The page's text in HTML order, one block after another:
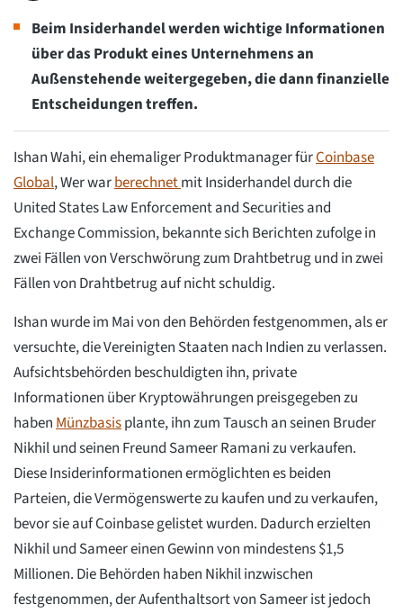
Beim Insiderhandel werden wichtige Informationen
über das Produkt eines Unternehmens an
Außenstehende weitergegeben, die dann finanzielle
Entscheidungen treffen.
Ishan Wahi, ein ehemaliger Produktmanager fürCoinbase
Global, Wer warberechnetmit Insiderhandel durch die
United States Law Enforcement and Securities and
Exchange Commission, bekannte sich Berichten zufolge in
zwei Fällen von Verschwörung zum Drahtbetrug und in zwei
Fällen von Drahtbetrug auf nicht schuldig.
Ishan wurde im Mai von den Behörden festgenommen, als er
versuchte, die Vereinigten Staaten nach Indien zu verlassen.
Aufsichtsbehörden beschuldigten ihn, private
Informationen über Kryptowährungen preisgegeben zu
habenMünzbasisplante, ihn zum Tausch an seinen Bruder
Nikhil und seinen Freund Sameer Ramani zu verkaufen.
Diese Insiderinformationen ermöglichten es beiden
Parteien, die Vermögenswerte zu kaufen und zu verkaufen,
bevor sie auf Coinbase gelistet wurden. Dadurch erzielten
Nikhil und Sameer einen Gewinn von mindestens $1,5
Millionen. Die Behörden haben Nikhil inzwischen
festgenommen, der Aufenthaltsort von Sameer ist jedoch